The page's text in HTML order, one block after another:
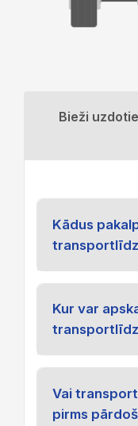
Bieži
Kādus
Kur var
Vai
pirms